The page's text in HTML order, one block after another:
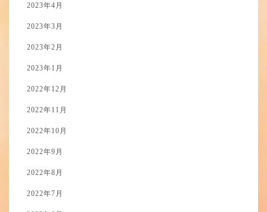
2023年4月
2023年3月
2023年2月
2023年1月
2022年12月
2022年11月
2022年10月
2022年9月
2022年8月
2022年7月